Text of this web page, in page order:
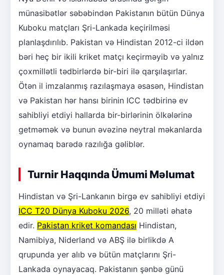
münasibətlər səbəbindən Pakistanın bütün Dünya
Kuboku matçları Şri-Lankada keçirilməsi
planlaşdırılıb. Pakistan və Hindistan 2012-ci ildən
bəri heç bir ikili kriket matçı keçirməyib və yalnız
çoxmillətli tədbirlərdə bir-biri ilə qarşılaşırlar.
Ötən il imzalanmış razılaşmaya əsasən, Hindistan
və Pakistan hər hansı birinin ICC tədbirinə ev
sahibliyi etdiyi hallarda bir-birlərinin ölkələrinə
getməmək və bunun əvəzinə neytral məkanlarda
oynamaq barədə razılığa gəliblər.
Turnir Haqqında Ümumi Məlumat
Hindistan və Şri-Lankanın birgə ev sahibliyi etdiyi
ICC T20 Dünya Kuboku 2026, 20 milləti əhatə
edir. Pakistan kriket komandası Hindistan,
Namibiya, Niderland və ABŞ ilə birlikdə A
qrupunda yer alıb və bütün matçlarını Şri-
Lankada oynayacaq. Pakistanın şənbə günü